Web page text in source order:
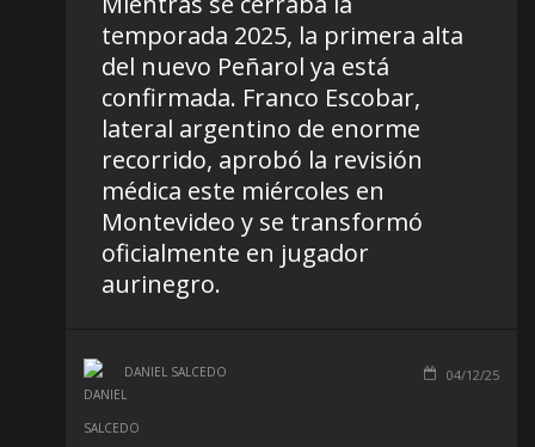
temporada 2025, la primera alta
del nuevo Peñarol ya está
confirmada. Franco Escobar,
lateral argentino de enorme
recorrido, aprobó la revisión
médica este miércoles en
Montevideo y se transformó
oficialmente en jugador
aurinegro.
DANIEL SALCEDO 04/12/25